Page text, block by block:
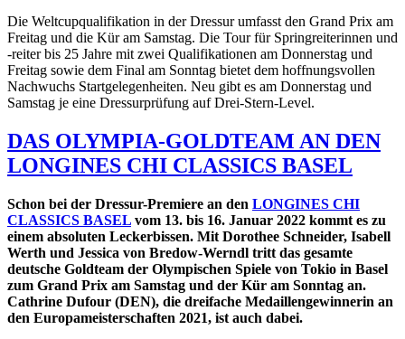
Die Weltcupqualifikation in der Dressur umfasst den Grand Prix am
Freitag und die Kür am Samstag. Die Tour für Springreiterinnen und
-reiter bis 25 Jahre mit zwei Qualifikationen am Donnerstag und
Freitag sowie dem Final am Sonntag bietet dem hoffnungsvollen
Nachwuchs Startgelegenheiten. Neu gibt es am Donnerstag und
Samstag je eine Dressurprüfung auf Drei-Stern-Level.
DAS OLYMPIA-GOLDTEAM AN DEN
LONGINES CHI CLASSICS BASEL
Schon bei der Dressur-Premiere an den LONGINES CHI
CLASSICS BASEL vom 13. bis 16. Januar 2022 kommt es zu
einem absoluten Leckerbissen. Mit Dorothee Schneider, Isabell
Werth und Jessica von Bredow-Werndl tritt das gesamte
deutsche Goldteam der Olympischen Spiele von Tokio in Basel
zum Grand Prix am Samstag und der Kür am Sonntag an.
Cathrine Dufour (DEN), die dreifache Medaillengewinnerin an
den Europameisterschaften 2021, ist auch dabei.